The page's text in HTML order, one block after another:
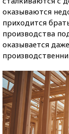
оказываются
приходится
производства
оказывается